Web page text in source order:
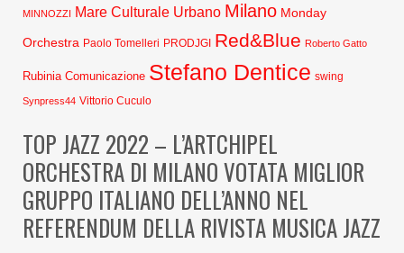
MINNOZZI Mare Culturale Urbano Milano Monday
Orchestra Paolo Tomelleri PRODJGI Red&Blue Roberto Gatto
Rubinia Comunicazione Stefano Dentice swing
Synpress44 Vittorio Cuculo
TOP JAZZ 2022 – L’ARTCHIPEL
ORCHESTRA DI MILANO VOTATA MIGLIOR
GRUPPO ITALIANO DELL’ANNO NEL
REFERENDUM DELLA RIVISTA MUSICA JAZZ